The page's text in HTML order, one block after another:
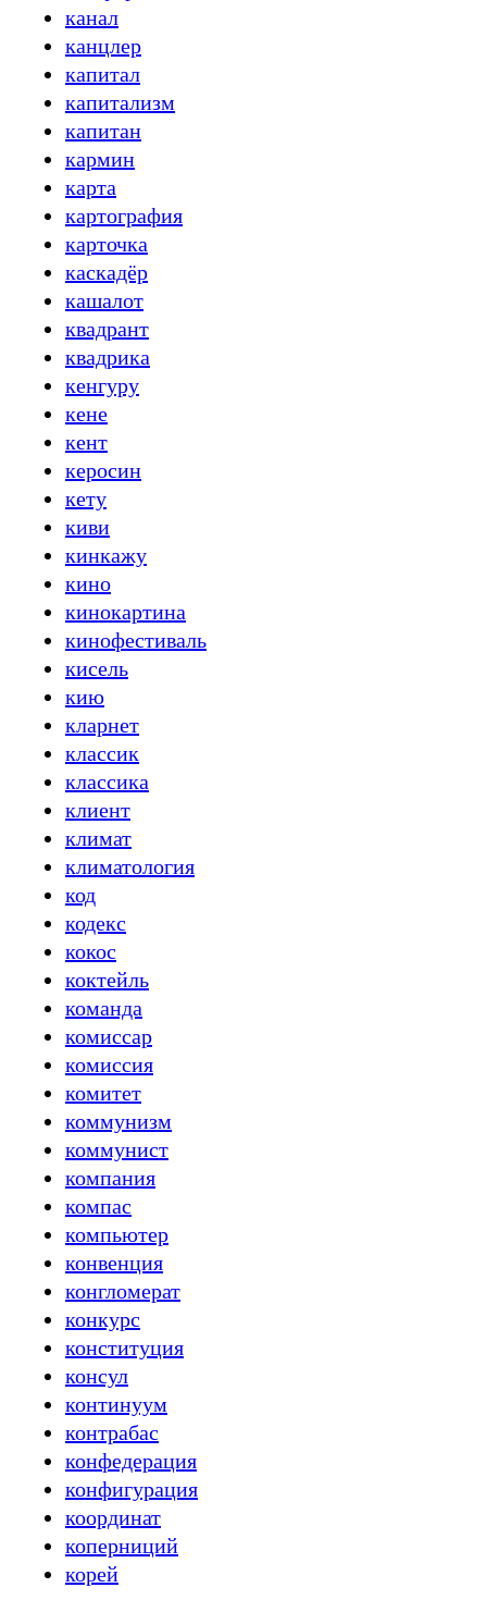
канал
канцлер
капитал
капитализм
капитан
кармин
карта
картография
карточка
каскадёр
кашалот
квадрант
квадрика
кенгуру
кене
кент
керосин
кету
киви
кинкажу
кино
кинокартина
кинофестиваль
кисель
кию
кларнет
классик
классика
клиент
климат
климатология
код
кодекс
кокос
коктейль
команда
комиссар
комиссия
комитет
коммунизм
коммунист
компания
компас
компьютер
конвенция
конгломерат
конкурс
конституция
консул
континуум
контрабас
конфедерация
конфигурация
координат
коперниций
корей